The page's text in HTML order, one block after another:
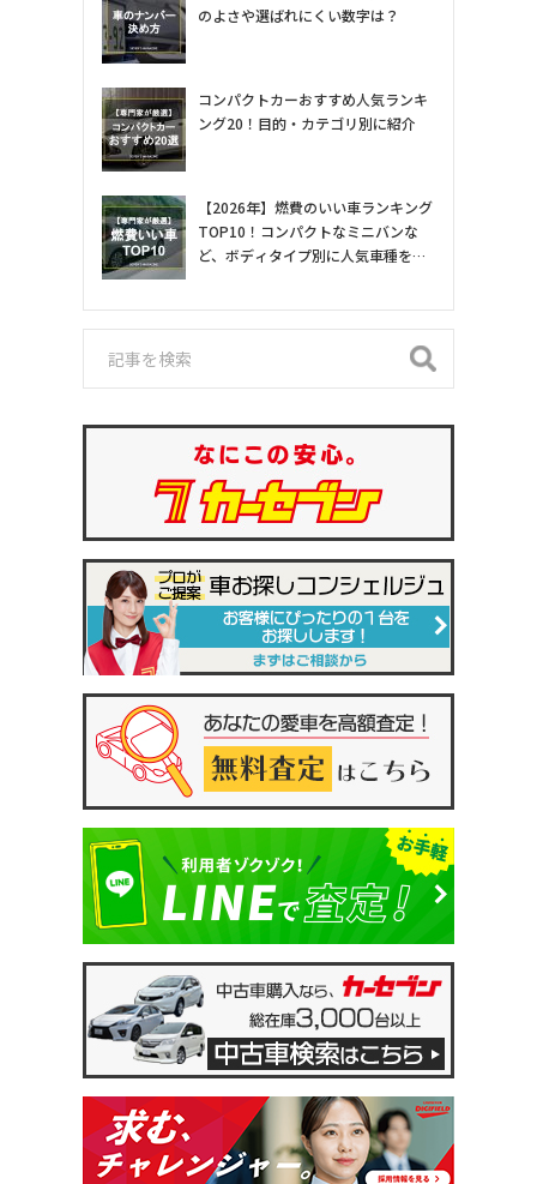
のよさや選ばれにくい数字は？
コンパクトカーおすすめ人気ランキ
ング20！目的・カテゴリ別に紹介
【2026年】燃費のいい車ランキング
TOP10！コンパクトなミニバンな
ど、ボディタイプ別に人気車種を専